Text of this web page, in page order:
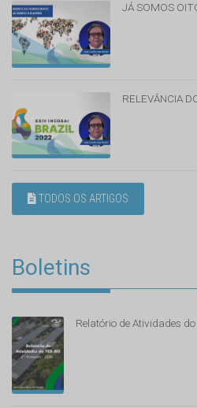
JÁ SOMOS
RELEVÂNCIA
TODOS OS ARTIGOS
Boletins
Relatório de Atividades